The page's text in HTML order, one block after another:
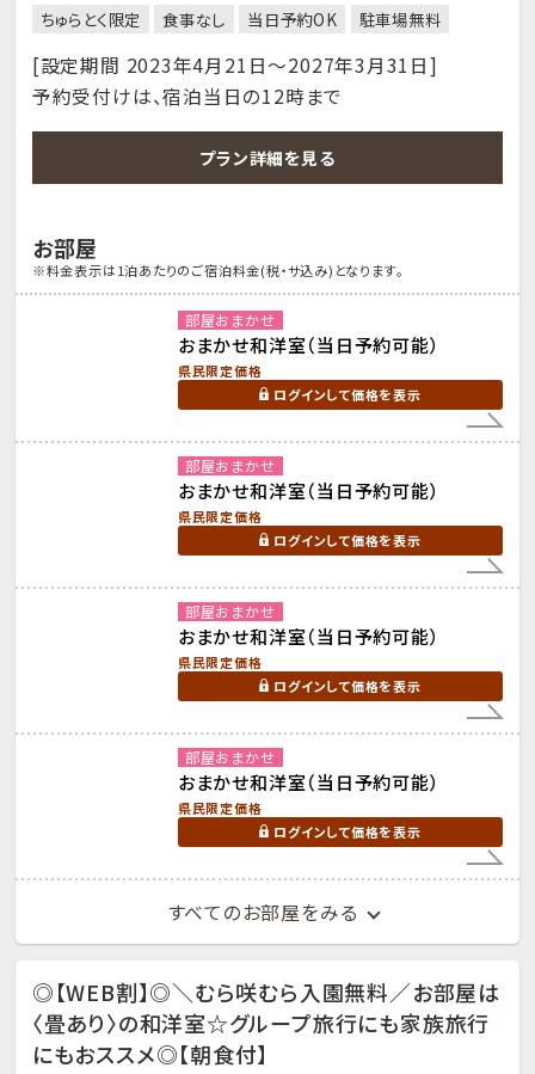
ちゅらとく限定 食事なし 当日予約OK 駐車場無料
[設定期間 2023年4月21日～2027年3月31日]
予約受付けは、宿泊当日の12時まで
プラン詳細を見る
お部屋
※料金表示は1泊あたりのご宿泊料金(税・サ込み)となります。
部屋おまかせ
おまかせ和洋室（当日予約可能）
県民限定価格
ログインして価格を表示
部屋おまかせ
おまかせ和洋室（当日予約可能）
県民限定価格
ログインして価格を表示
部屋おまかせ
おまかせ和洋室（当日予約可能）
県民限定価格
ログインして価格を表示
部屋おまかせ
おまかせ和洋室（当日予約可能）
県民限定価格
ログインして価格を表示
すべてのお部屋をみる
◎【WEB割】◎＼むら咲むら入園無料／お部屋は
〈畳あり〉の和洋室☆グループ旅行にも家族旅行
にもおススメ◎【朝食付】